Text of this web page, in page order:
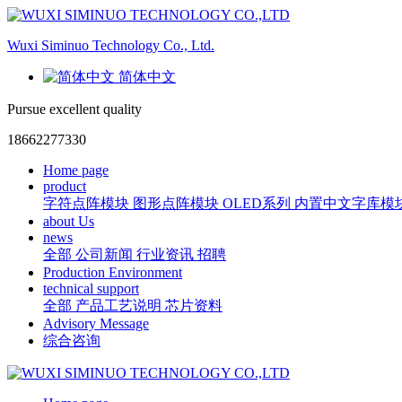
Wuxi Siminuo Technology Co., Ltd.
简体中文
Pursue excellent quality
18662277330
Home page
product
字符点阵模块 图形点阵模块 OLED系列 内置中文字库模
about Us
news
全部 公司新闻 行业资讯 招聘
Production Environment
technical support
全部 产品工艺说明 芯片资料
Advisory Message
综合咨询